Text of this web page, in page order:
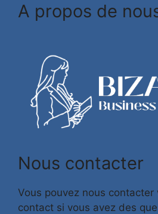
A propos de
Nous contacter
Vous pouvez nous
contact si vous avez des